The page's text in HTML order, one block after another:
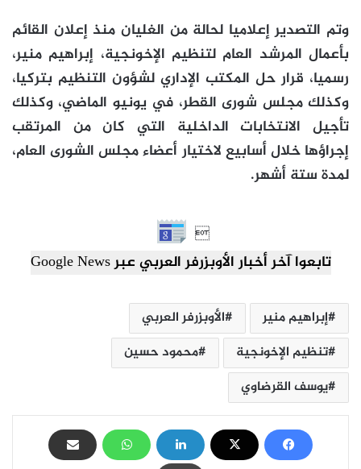
وتم التصدير إعلاميا لحالة من الغليان منذ إعلان القائم
بأعمال المرشد العام لتنظيم الإخونجية، إبراهيم منير،
رسميا، قرار حل المكتب الإداري لشؤون التنظيم بتركيا،
وكذلك مجلس شورى القطر، في يونيو الماضي، وكذلك
تأجيل الانتخابات الداخلية التي كان من المرتقب
إجراؤها خلال أسابيع لاختيار أعضاء مجلس الشورى العام،
لمدة ستة أشهر.

تابعوا آخر أخبار الأوبزرفر العربي عبر Google News
إبراهيم منير
الأوبزرفر العربي
تنظيم الإخونجية
محمود حسين
يوسف القرضاوي